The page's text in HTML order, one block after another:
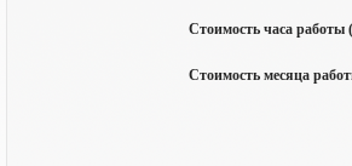
Стоимость часа работы
Стоимость месяца